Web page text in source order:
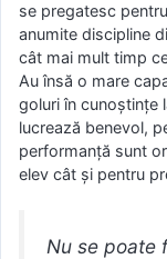
se pregatesc
anumite discipline
cât mai mult timp
Au însă o mare
goluri în cunoştinţe
lucrează benevol,
performanţă sunt
elev cât şi pentru
Nu se poate